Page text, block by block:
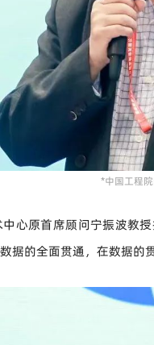
*中国工程
心原首席顾问宁振波教
据的全面贯通，在数据的